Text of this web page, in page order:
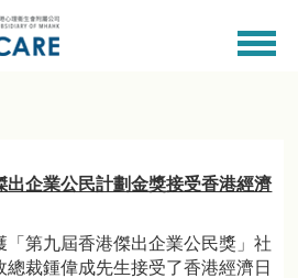
出企業公民計劃金獎接受香港經濟
「第九屆香港傑出企業公民獎」社
裁鍾偉成先生接受了香港經濟日